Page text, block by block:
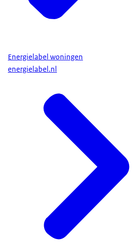
Energielabel woningen
energielabel.nl